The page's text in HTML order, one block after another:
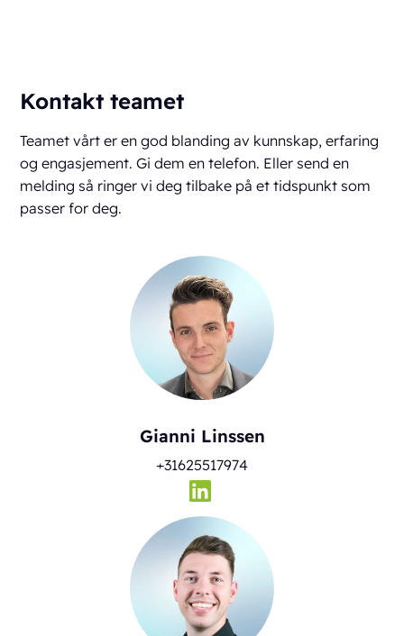
Kontakt teamet
Teamet vårt er en god blanding av kunnskap, erfaring
og engasjement. Gi dem en telefon. Eller send en
melding så ringer vi deg tilbake på et tidspunkt som
passer for deg.
Gianni Linssen
+31625517974